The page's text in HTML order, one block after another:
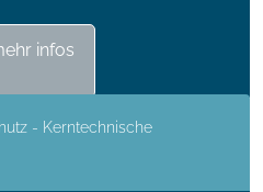
infos
- Kerntechnische